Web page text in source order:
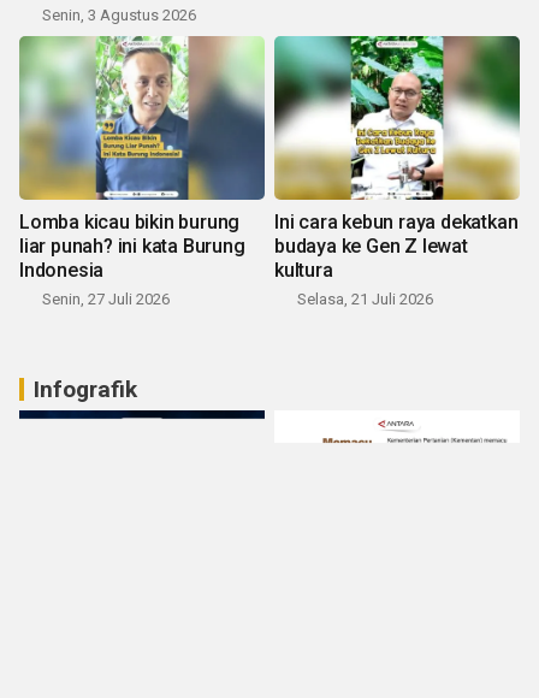
Senin, 3 Agustus 2026
Lomba kicau bikin burung
liar punah? ini kata Burung
Indonesia
Senin, 27 Juli 2026
Ini cara kebun raya dekatkan
budaya ke Gen Z lewat
kultura
Selasa, 21 Juli 2026
Infografik